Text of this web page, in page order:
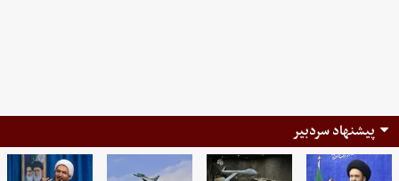
پیشنهاد سردبیر